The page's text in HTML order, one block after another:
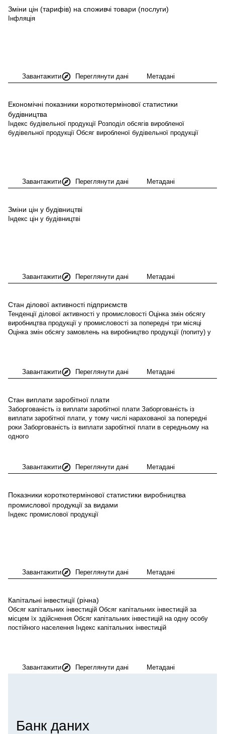
Зміни цін (тарифів) на споживчі товари (послуги)
Інфляція
Завантажити Переглянути дані Метадані
Економічні показники короткотермінової статистики
будівництва
Індекс будівельної продукції Розподіл обсягів виробленої
будівельної продукції Обсяг виробленої будівельної продукції
Завантажити Переглянути дані Метадані
Зміни цін у будівництві
Індекс цін у будівництві
Завантажити Переглянути дані Метадані
Стан ділової активності підприємств
Тенденції ділової активності у промисловості Оцінка змін обсягу
виробництва продукції у промисловості за попередні три місяці
Оцінка змін обсягу замовлень на виробництво продукції (попиту) у
Завантажити Переглянути дані Метадані
Стан виплати заробітної плати
Заборгованість із виплати заробітної плати Заборгованість із
виплати заробітної плати, у тому числі нарахованої за попередні
роки Заборгованість із виплати заробітної плати в середньому на
одного
Завантажити Переглянути дані Метадані
Показники короткотермінової статистики виробництва
промислової продукції за видами
Індекс промислової продукції
Завантажити Переглянути дані Метадані
Капітальні інвестиції (річна)
Обсяг капітальних інвестицій Обсяг капітальних інвестицій за
місцем їх здійснення Обсяг капітальних інвестицій на одну особу
постійного населення Індекс капітальних інвестицій
Завантажити Переглянути дані Метадані
Банк даних